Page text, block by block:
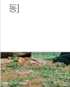
동]